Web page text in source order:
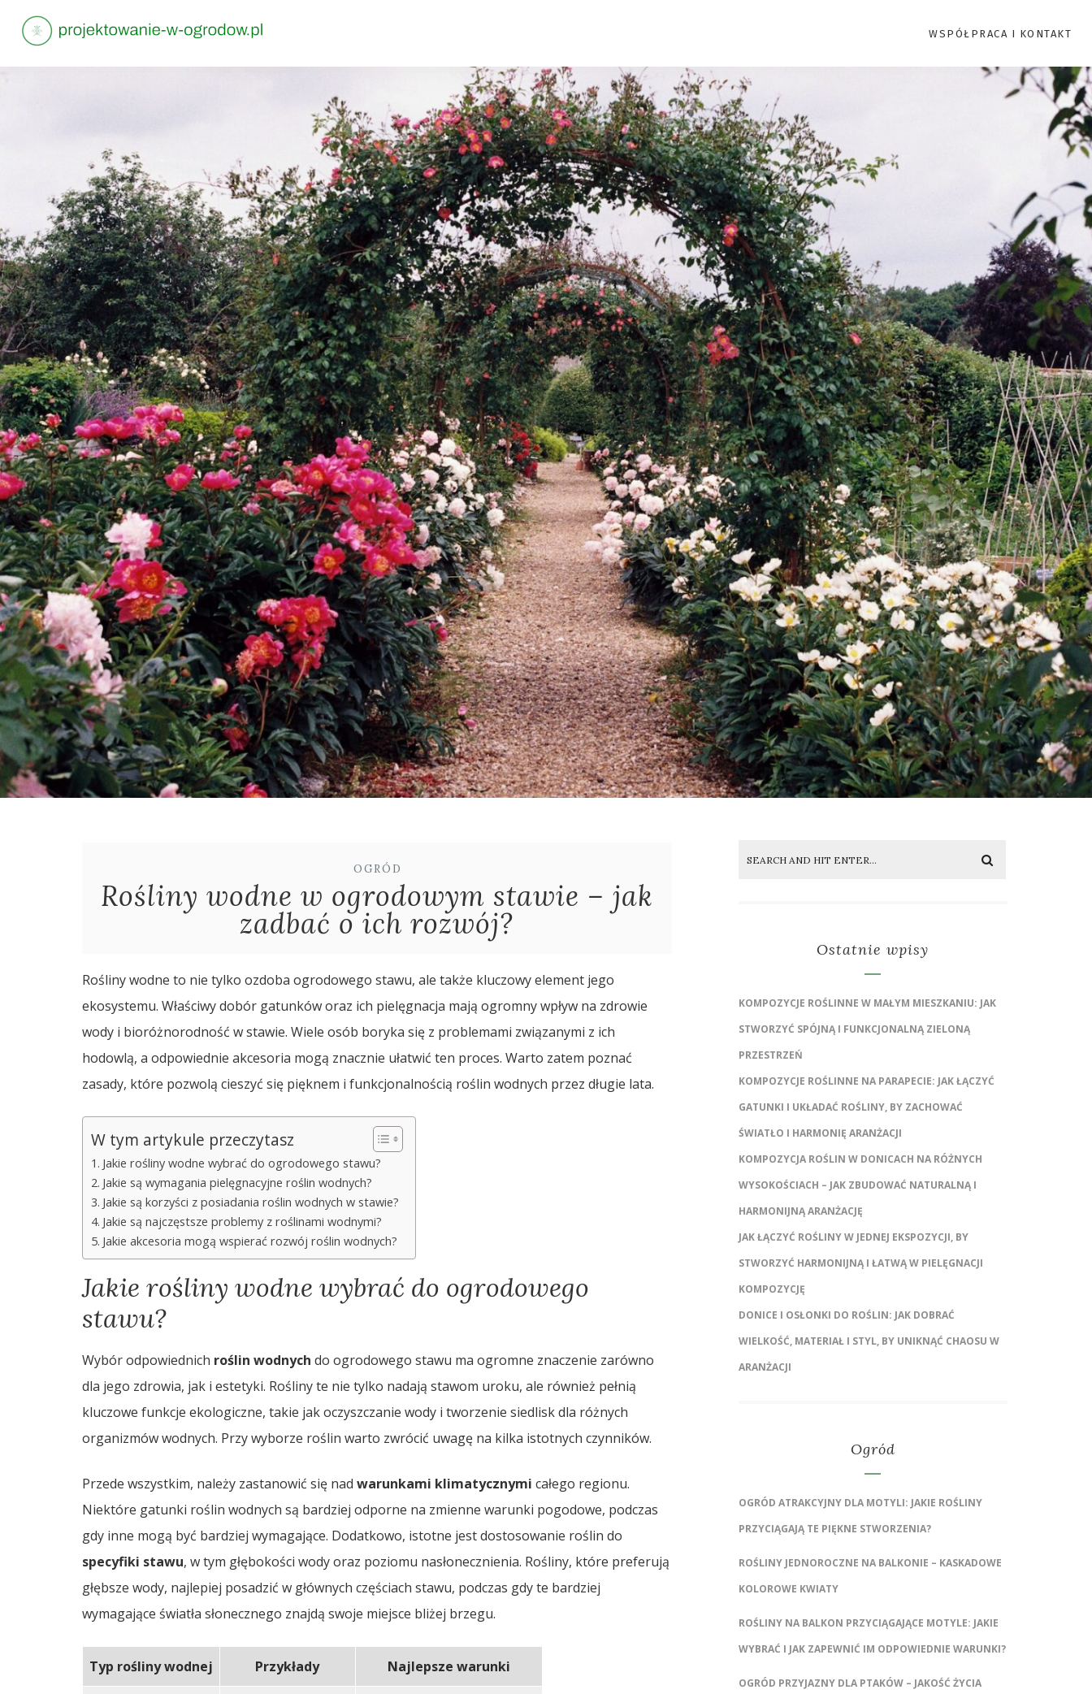
WSPÓŁPRACA I KONTAKT
OGRÓD
Rośliny wodne w ogrodowym stawie – jak
zadbać o ich rozwój?
Rośliny wodne to nie tylko ozdoba ogrodowego stawu, ale także kluczowy element jego
ekosystemu. Właściwy dobór gatunków oraz ich pielęgnacja mają ogromny wpływ na zdrowie
wody i bioróżnorodność w stawie. Wiele osób boryka się z problemami związanymi z ich
hodowlą, a odpowiednie akcesoria mogą znacznie ułatwić ten proces. Warto zatem poznać
zasady, które pozwolą cieszyć się pięknem i funkcjonalnością roślin wodnych przez długie lata.
W tym artykule przeczytasz
Jakie rośliny wodne wybrać do ogrodowego stawu?
Jakie są wymagania pielęgnacyjne roślin wodnych?
Jakie są korzyści z posiadania roślin wodnych w stawie?
Jakie są najczęstsze problemy z roślinami wodnymi?
Jakie akcesoria mogą wspierać rozwój roślin wodnych?
Jakie rośliny wodne wybrać do ogrodowego
stawu?
Wybór odpowiednich roślin wodnych do ogrodowego stawu ma ogromne znaczenie zarówno
dla jego zdrowia, jak i estetyki. Rośliny te nie tylko nadają stawom uroku, ale również pełnią
kluczowe funkcje ekologiczne, takie jak oczyszczanie wody i tworzenie siedlisk dla różnych
organizmów wodnych. Przy wyborze roślin warto zwrócić uwagę na kilka istotnych czynników.
Przede wszystkim, należy zastanowić się nad warunkami klimatycznymi całego regionu.
Niektóre gatunki roślin wodnych są bardziej odporne na zmienne warunki pogodowe, podczas
gdy inne mogą być bardziej wymagające. Dodatkowo, istotne jest dostosowanie roślin do
specyfiki stawu, w tym głębokości wody oraz poziomu nasłonecznienia. Rośliny, które preferują
głębsze wody, najlepiej posadzić w głównych częściach stawu, podczas gdy te bardziej
wymagające światła słonecznego znajdą swoje miejsce bliżej brzegu.
Typ rośliny wodnej Przykłady Najlepsze warunki
Ostatnie wpisy
KOMPOZYCJE ROŚLINNE W MAŁYM MIESZKANIU: JAK
STWORZYĆ SPÓJNĄ I FUNKCJONALNĄ ZIELONĄ
PRZESTRZEŃ
KOMPOZYCJE ROŚLINNE NA PARAPECIE: JAK ŁĄCZYĆ
GATUNKI I UKŁADAĆ ROŚLINY, BY ZACHOWAĆ
ŚWIATŁO I HARMONIĘ ARANŻACJI
KOMPOZYCJA ROŚLIN W DONICACH NA RÓŻNYCH
WYSOKOŚCIACH – JAK ZBUDOWAĆ NATURALNĄ I
HARMONIJNĄ ARANŻACJĘ
JAK ŁĄCZYĆ ROŚLINY W JEDNEJ EKSPOZYCJI, BY
STWORZYĆ HARMONIJNĄ I ŁATWĄ W PIELĘGNACJI
KOMPOZYCJĘ
DONICE I OSŁONKI DO ROŚLIN: JAK DOBRAĆ
WIELKOŚĆ, MATERIAŁ I STYL, BY UNIKNĄĆ CHAOSU W
ARANŻACJI
Ogród
OGRÓD ATRAKCYJNY DLA MOTYLI: JAKIE ROŚLINY
PRZYCIĄGAJĄ TE PIĘKNE STWORZENIA?
ROŚLINY JEDNOROCZNE NA BALKONIE – KASKADOWE
KOLOROWE KWIATY
ROŚLINY NA BALKON PRZYCIĄGAJĄCE MOTYLE: JAKIE
WYBRAĆ I JAK ZAPEWNIĆ IM ODPOWIEDNIE WARUNKI?
OGRÓD PRZYJAZNY DLA PTAKÓW – JAKOŚĆ ŻYCIA